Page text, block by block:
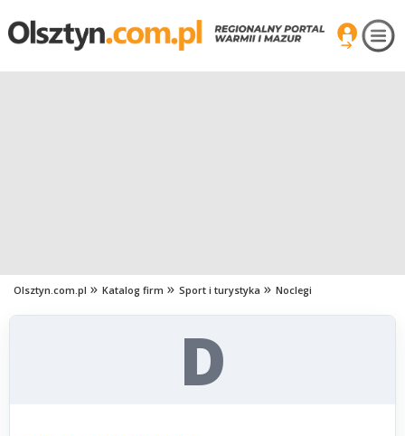
Olsztyn.com.pl Katalog firm Sport i turystyka Noclegi
D